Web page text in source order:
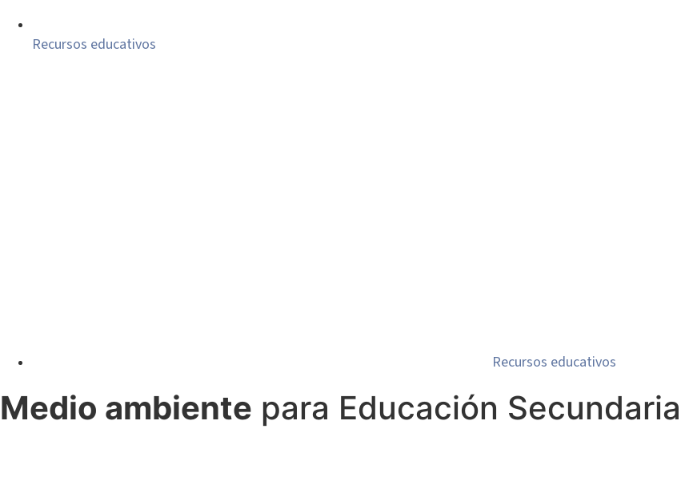
Recursos educativos
Recursos educativos
Medio ambiente para Educación